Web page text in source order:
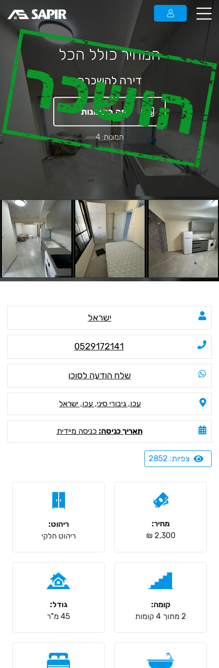
הושכר
המחיר כולל הכל
דירה להשכרה
צפה בתמונות
תמונות: 4
ישראל
0529172141
שלח הודעה לסוכן
עכו, גיבורי סיני, עכו, ישראל
תאריך כניסה: כניסה מיידית
צפיות: 2852
מחיר:
2,300 ₪
ריהוט:
ריהוט חלקי
קומה:
2 מתוך 4 קומות
גודל:
45 מ"ר